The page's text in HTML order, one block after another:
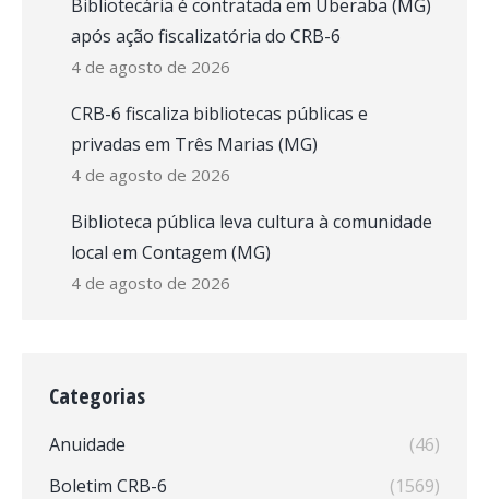
Bibliotecária é contratada em Uberaba (MG)
após ação fiscalizatória do CRB-6
4 de agosto de 2026
CRB-6 fiscaliza bibliotecas públicas e
privadas em Três Marias (MG)
4 de agosto de 2026
Biblioteca pública leva cultura à comunidade
local em Contagem (MG)
4 de agosto de 2026
Categorias
Anuidade
(46)
Boletim CRB-6
(1569)